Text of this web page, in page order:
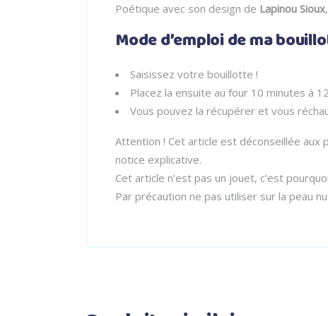
Poétique avec son design de Lapinou Sioux
Mode d’emploi de ma
Saisissez votre bouillotte !
Placez la ensuite au four 10 minutes à
Vous pouvez la récupérer et vous
Attention ! Cet article est déconseillée aux
notice explicative.
Cet article n’est pas un jouet, c’est
Par précaution ne pas utiliser sur la peau